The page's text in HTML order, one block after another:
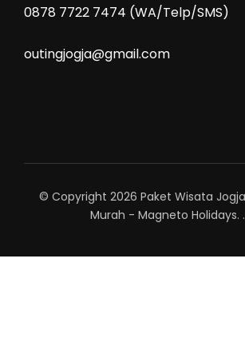
0878 7722 7474 (WA/Telp/SMS)
outingjogja@gmail.com
© Copyright 2026 Paket Wisata
Murah - Magneto Holidays. .